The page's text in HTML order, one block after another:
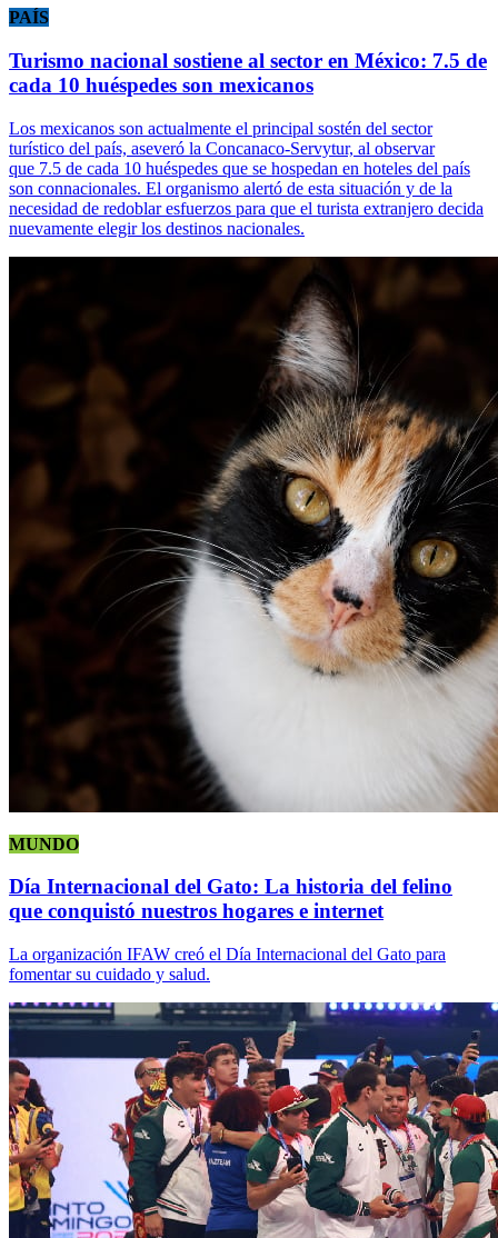
PAÍS
Turismo nacional sostiene al sector en México: 7.5 de
cada 10 huéspedes son mexicanos
Los mexicanos son actualmente el principal sostén del sector
turístico del país, aseveró la Concanaco-Servytur, al observar
que 7.5 de cada 10 huéspedes que se hospedan en hoteles del país
son connacionales. El organismo alertó de esta situación y de la
necesidad de redoblar esfuerzos para que el turista extranjero decida
nuevamente elegir los destinos nacionales.
MUNDO
Día Internacional del Gato: La historia del felino
que conquistó nuestros hogares e internet
La organización IFAW creó el Día Internacional del Gato para
fomentar su cuidado y salud.